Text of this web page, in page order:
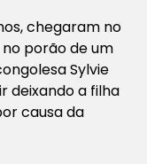
chegaram no
porão de um
Sylvie
deixando a filha
causa da